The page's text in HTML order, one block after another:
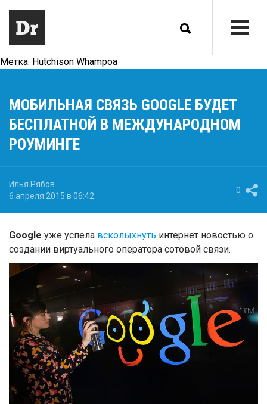
Метка: Hutchison Whampoa
МОБИЛЬНАЯ СВЯЗЬ GOOGLE БУДЕТ
БЕСПЛАТНОЙ В МЕЖДУНАРОДНОМ
РОУМИНГЕ
Илья Рябов
6 апреля 2015 в 06:42
0
Google уже успела всколыхнуть интернет новостью о
создании виртуального оператора сотовой связи.